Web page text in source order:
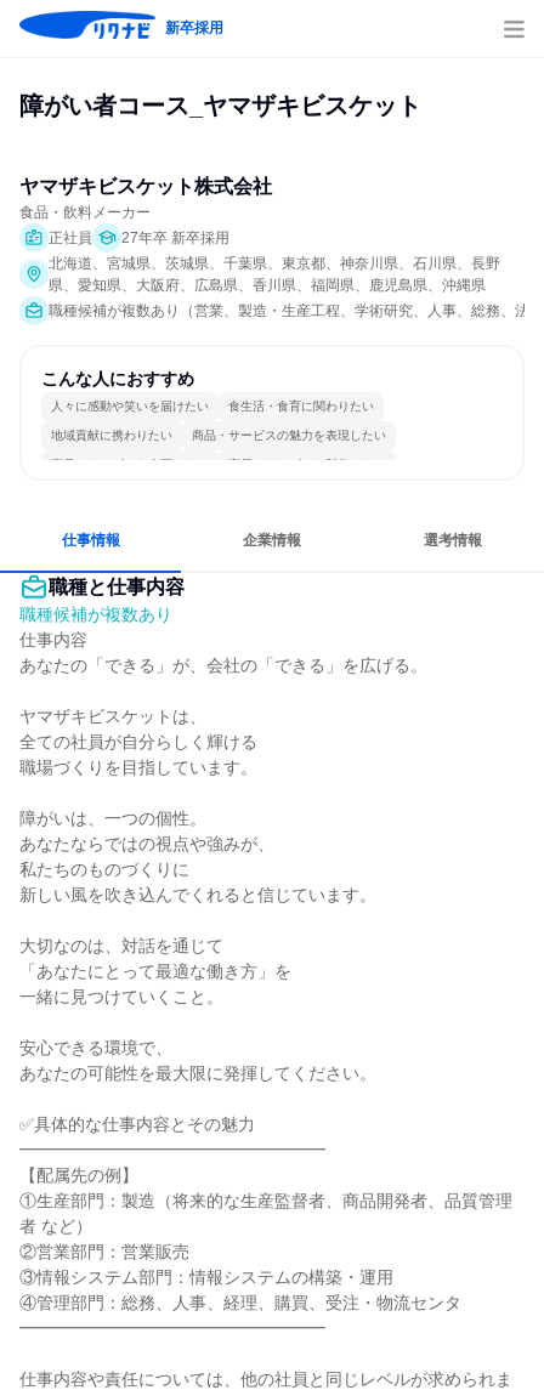
新卒採用
障がい者コース_ヤマザキビスケット
ヤマザキビスケット株式会社
食品・飲料メーカー
正社員
27年卒 新卒採用
北海道、宮城県、茨城県、千葉県、東京都、神奈川県、石川県、長野
県、愛知県、大阪府、広島県、香川県、福岡県、鹿児島県、沖縄県
職種候補が複数あり（営業、製造・生産工程、学術研究、人事、総務、法
こんな人におすすめ
人々に感動や笑いを届けたい 食生活・食育に関わりたい
地域貢献に携わりたい 商品・サービスの魅力を表現したい
商品・サービスを企画したい 商品・サービスを製作したい
仕事情報 企業情報 選考情報
職種と仕事内容
職種候補が複数あり
仕事内容
あなたの「できる」が、会社の「できる」を広げる。
ヤマザキビスケットは、
全ての社員が自分らしく輝ける
職場づくりを目指しています。
障がいは、一つの個性。
あなたならではの視点や強みが、
私たちのものづくりに
新しい風を吹き込んでくれると信じています。
大切なのは、対話を通じて
「あなたにとって最適な働き方」を
一緒に見つけていくこと。
安心できる環境で、
あなたの可能性を最大限に発揮してください。
✅具体的な仕事内容とその魅力
━━━━━━━━━━━━━━━━━━
【配属先の例】
①生産部門：製造（将来的な生産監督者、商品開発者、品質管理
者 など）
②営業部門：営業販売
③情報システム部門：情報システムの構築・運用
④管理部門：総務、人事、経理、購買、受注・物流センタ
━━━━━━━━━━━━━━━━━━
仕事内容や責任については、他の社員と同じレベルが求められま